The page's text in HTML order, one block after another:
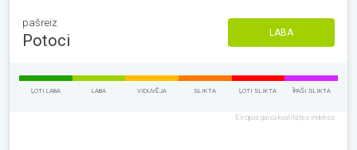
pašreiz
Potoci LABA
ĻOTI LABA LABA VIDUVĒJA SLIKTA ĻOTI SLIKTA ĪPAŠI SLIKTA
Eiropas gaisa kvalitātes indekss